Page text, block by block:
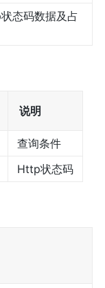
态码数据及占
说明
查询条件
Http状态码